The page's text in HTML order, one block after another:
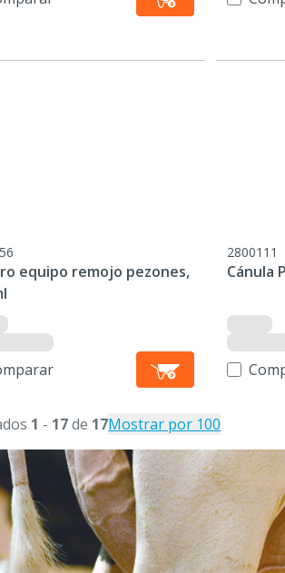
equipo remojo pezones,
2800111
Cánula
1 - 17de 17Mostrar por 100